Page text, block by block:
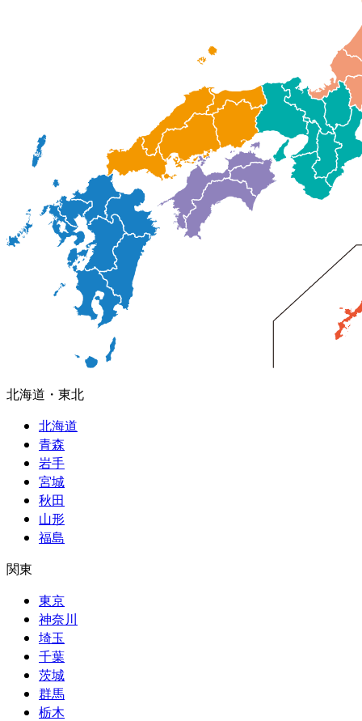
北海道 ・ 東北
北海道
青森
岩手
宮城
秋田
山形
福島
関東
東京
神奈川
埼玉
千葉
茨城
群馬
栃木